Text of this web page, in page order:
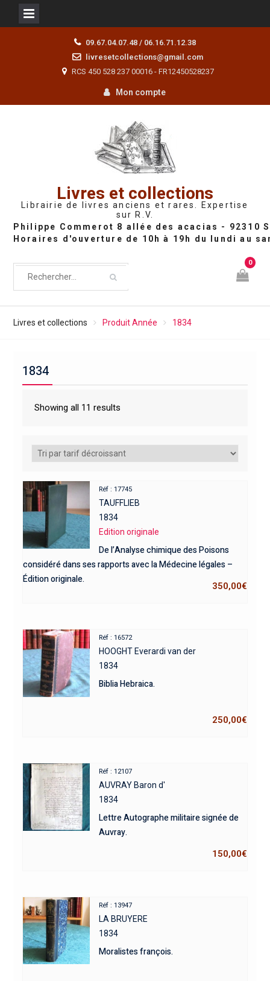
09.67.04.07.48 / 06.16.71.12.38
livresetcollections@gmail.com
RCS 450 528 237 00016 - FR12450528237
Mon compte
Livres et collections
Librairie de livres anciens et rares. Expertise
sur R.V.
0
Livres et collections Produit Année 1834
1834
Showing all 11 results
Réf : 17745
TAUFFLIEB
1834
Edition originale
De l’Analyse chimique des Poisons
considéré dans ses rapports avec la Médecine légales –
Édition originale.
350,00€
Réf : 16572
HOOGHT Everardi van der
1834
Biblia Hebraica.
250,00€
Réf : 12107
AUVRAY Baron d'
1834
Lettre Autographe militaire signée de
Auvray.
150,00€
Réf : 13947
LA BRUYERE
1834
Moralistes françois.